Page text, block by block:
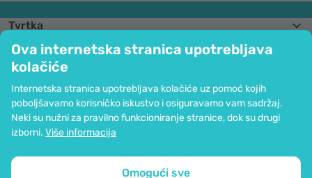
Ova internetska stranica upotrebljava
kolačiće
Internetska stranica upotrebljava kolačiće uz pomoć kojih
poboljšavamo korisničko iskustvo i osiguravamo vam sadržaj.
Neki su nužni za pravilno funkcioniranje stranice, dok su drugi
izborni. Više informacija
Omogući sve
Tvrtka
Informacije
Pridružite nam se
Pomoć i narudžbe
Mogućnost kartičnog plaćanja. Osigurana zaštita osobnih podataka preko
SSL kodiranja.
Mapa stranice